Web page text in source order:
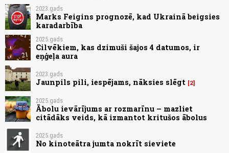
2023.gads
Marks Feigins prognozē, kad Ukrainā beigsies
karadarbība
2025.gads
Cilvēkiem, kas dzimuši šajos 4 datumos, ir
eņģeļa aura
2023.gads
Jaunpils pili, iespējams, nāksies slēgt 2
2025.gads
Ābolu ievārījums ar rozmarīnu – mazliet
citādāks veids, kā izmantot kritušos ābolus
2025.gads
No kinoteātra jumta nokrīt sieviete